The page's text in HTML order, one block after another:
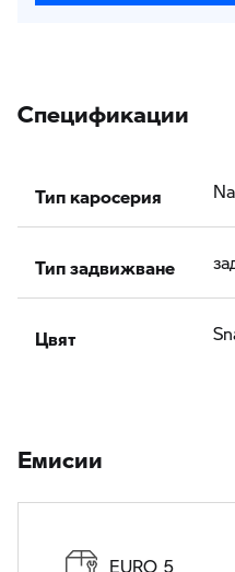
Спецификации
Тип каросерия
Тип задвижване
Цвят
Eмисии
EURO 5